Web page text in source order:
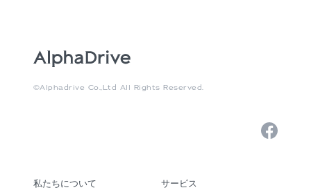
©Alphadrive Co.,Ltd All Rights Reserved.
私たちについて サービス